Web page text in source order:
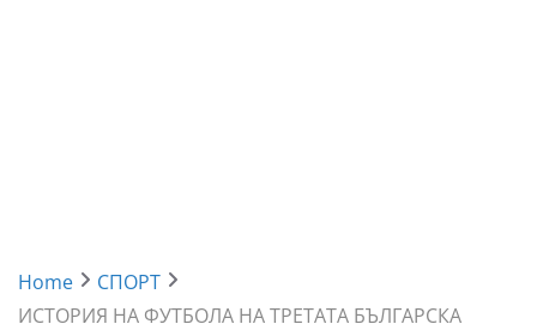
Home
СПОРТ
ИСТОРИЯ НА ФУТБОЛА НА ТРЕTATA БЪЛГАРСКА